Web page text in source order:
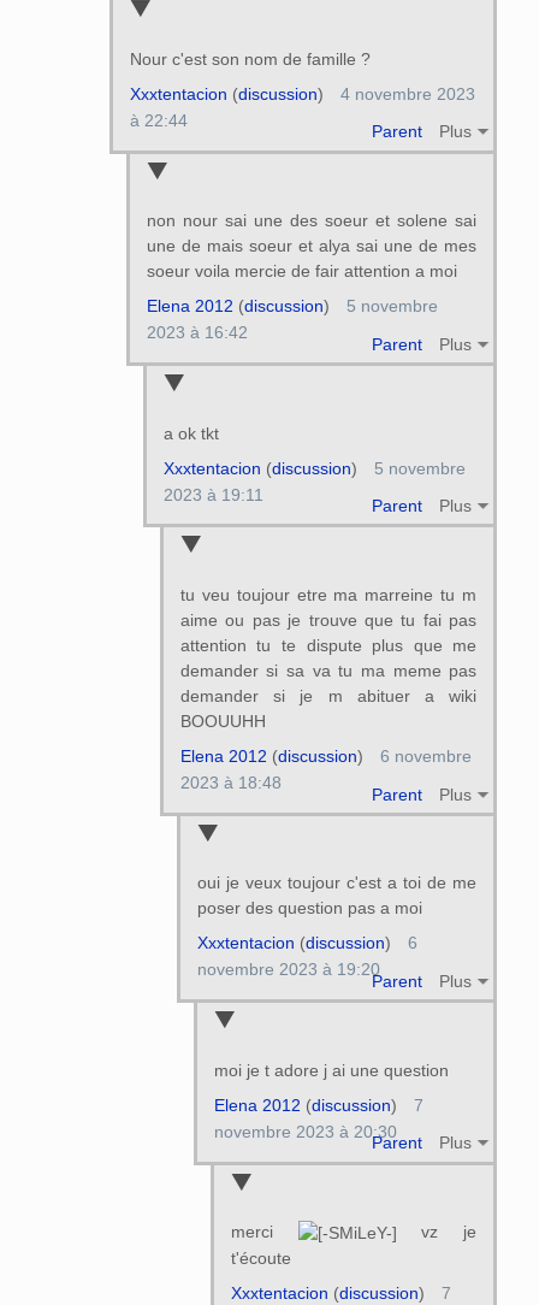
Nour c'est son nom de famille ?
Parent Plus
Xxxtentacion (discussion)
4 novembre 2023
à 22:44
non nour sai une des soeur et solene sai
une de mais soeur et alya sai une de mes
soeur voila mercie de fair attention a moi
Parent Plus
Elena 2012 (discussion)
5 novembre
2023 à 16:42
a ok tkt
Parent Plus
Xxxtentacion (discussion)
5 novembre
2023 à 19:11
tu veu toujour etre ma marreine tu m
aime ou pas je trouve que tu fai pas
attention tu te dispute plus que me
demander si sa va tu ma meme pas
demander si je m abituer a wiki
BOOUUHH
Parent Plus
Elena 2012 (discussion)
6 novembre
2023 à 18:48
oui je veux toujour c'est a toi de me
poser des question pas a moi
Parent Plus
Xxxtentacion (discussion)
6
novembre 2023 à 19:20
moi je t adore j ai une question
Parent Plus
Elena 2012 (discussion)
7
novembre 2023 à 20:30
merci
vz je
t'écoute
Xxxtentacion (discussion)
7